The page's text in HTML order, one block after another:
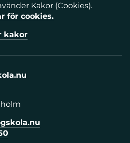
Kakor (Cookies).
för cookies.
kakor